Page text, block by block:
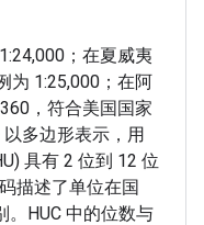
；在夏威夷
为 1:25,000；在阿
，符合美国国家
多边形表示，用
具有 2 位到 12 位
描述了单位在国
HUC 中的位数与